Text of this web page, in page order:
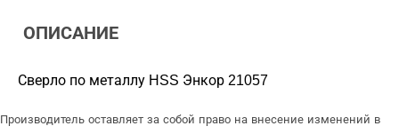
ОПИСАНИЕ
Сверло по металлу HSS Энкор 21057
Производитель оставляет за собой право на внесение изменений в